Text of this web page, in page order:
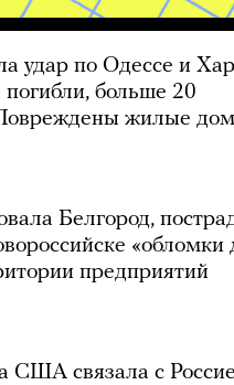
удар по Одессе и
больше 20
жилые
Белгород,
«обломки
предприятий
США связала с